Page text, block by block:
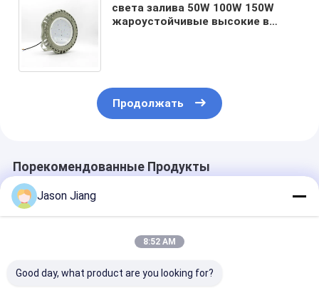
света залива 50W 100W 150W
жароустойчивые высокие в
Продолжать
Порекомендованные Продукты
Jason Jiang
8:52 AM
Good day, what product are you looking for?